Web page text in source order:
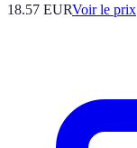
18.57 EURVoir le prix